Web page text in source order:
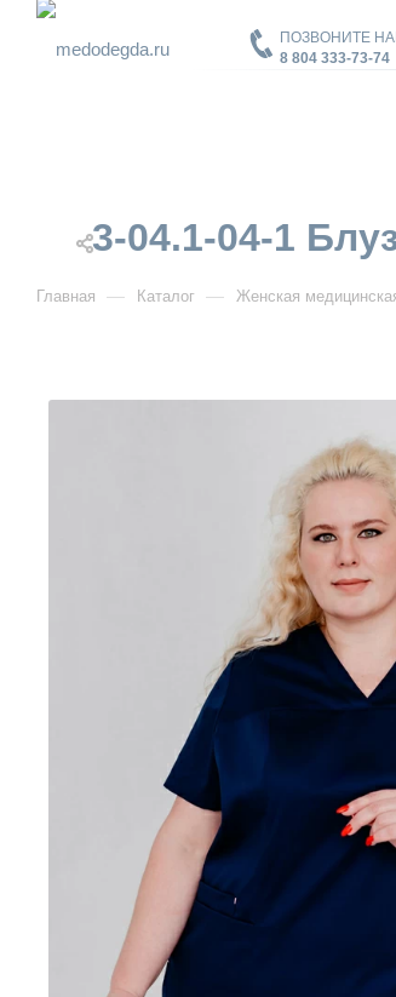
ПОЗВОНИТЕ
8 804 333-73-74
3-04.1-04-1
Главная — Каталог — Женская